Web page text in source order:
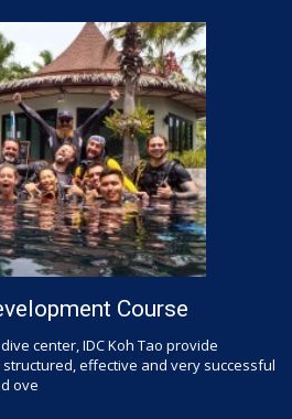
Course
center, IDC Koh Tao provide
effective and very successful
ove